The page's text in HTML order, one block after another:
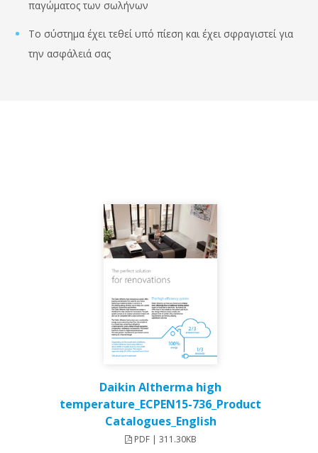
παγώματος των σωλήνων
Το σύστημα έχει τεθεί υπό πίεση και έχει σφραγιστεί για
την ασφάλειά σας
Daikin Altherma high
temperature_ECPEN15-736_Product
Catalogues_English
PDF | 311.30KB